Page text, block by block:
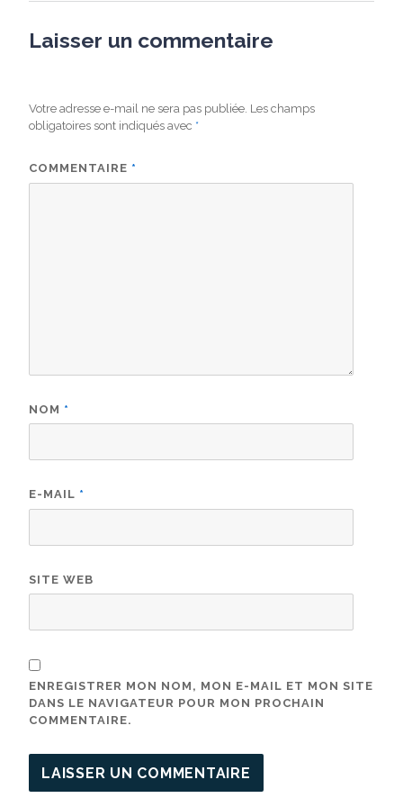
Laisser un commentaire
Votre adresse e-mail ne sera pas publiée. Les champs
obligatoires sont indiqués avec *
COMMENTAIRE *
NOM *
E-MAIL *
SITE WEB
ENREGISTRER MON NOM, MON E-MAIL ET MON SITE
DANS LE NAVIGATEUR POUR MON PROCHAIN
COMMENTAIRE.